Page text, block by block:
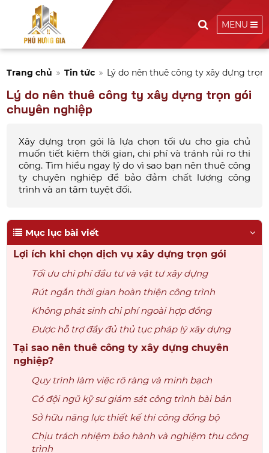
MENU
Trang chủ Tin tức Lý do nên thuê công ty xây dựng
Lý do nên thuê công ty xây dựng trọn gói
chuyên nghiệp
Xây dựng trọn gói là lựa chọn tối ưu cho gia chủ
muốn tiết kiệm thời gian, chi phí và tránh rủi ro thi
công. Tìm hiểu ngay lý do vì sao bạn nên thuê công
ty chuyên nghiệp để bảo đảm chất lượng công
trình và an tâm tuyệt đối.
Mục lục bài viết
Lợi ích khi chọn dịch vụ xây dựng trọn gói
Tối ưu chi phí đầu tư và vật tư xây dựng
Rút ngắn thời gian hoàn thiện công trình
Không phát sinh chi phí ngoài hợp đồng
Được hỗ trợ đầy đủ thủ tục pháp lý xây dựng
Tại sao nên thuê công ty xây dựng chuyên
nghiệp?
Quy trình làm việc rõ ràng và minh bạch
Có đội ngũ kỹ sư giám sát công trình bài bản
Sở hữu năng lực thiết kế thi công đồng bộ
Chịu trách nhiệm bảo hành và nghiệm thu công
trình